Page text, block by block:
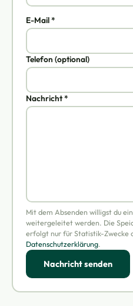
E-Mail *
Telefon (optional)
Nachricht *
Mit dem Absenden willigst du
weitergeleitet werden. Die
erfolgt nur für Statistik-Zwecke
Datenschutzerklärung.
Nachricht senden